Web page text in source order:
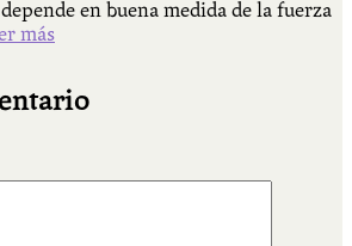
en buena medida de la fuerza
más